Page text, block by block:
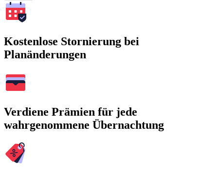
Kostenlose Stornierung bei
Planänderungen
Verdiene Prämien für jede
wahrgenommene Übernachtung